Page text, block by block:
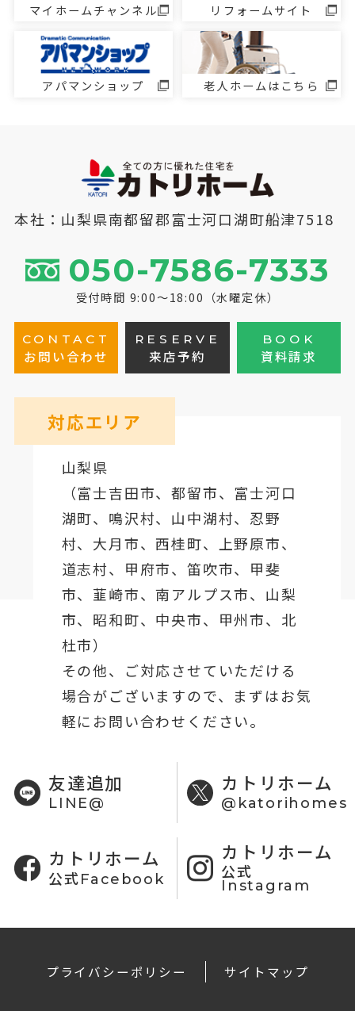
マイホームチャンネル リフォームサイト
アパマンショップ 老人ホームはこちら
本社：山梨県南都留郡富士河口湖町船津7518
050-7586-7333
受付時間 9:00～18:00（水曜定休）
CONTACT
お問い合わせ
RESERVE
来店予約
BOOK
資料請求
対応エリア
山梨県
（富士吉田市、都留市、 富士河口
湖町、鳴沢村、山中湖村、忍野
村、 大月市、西桂町、上野原市、
道志村、 甲府市、笛吹市、甲斐
市、韮崎市、南アルプス市、山梨
市、昭和町、中央市、甲州市、北
杜市）
その他、ご対応させていただける
場合がございますので、まずはお気
軽にお問い合わせください。
友達追加
LINE@
カトリホーム
@katorihomes
カトリホーム
公式Facebook
カトリホーム
公式
Instagram
プライバシーポリシー サイトマップ